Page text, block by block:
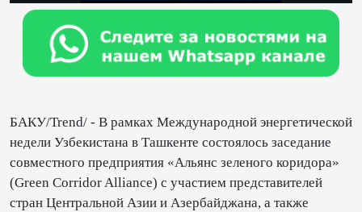
БАКУ/Trend/ - В рамках Международной энергетической
недели Узбекистана в Ташкенте состоялось заседание
совместного предприятия «Альянс зеленого коридора»
(Green Corridor Alliance) с участием представителей
стран Центральной Азии и Азербайджана, а также